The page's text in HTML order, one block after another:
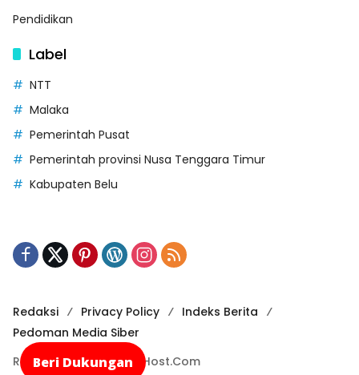
Pendidikan
Label
NTT
Malaka
Pemerintah Pusat
Pemerintah provinsi Nusa Tenggara Timur
Kabupaten Belu
Redaksi Privacy Policy
Indeks Berita
Pedoman Media Siber
Recode By NusaCloudHost.Com
Beri Dukungan